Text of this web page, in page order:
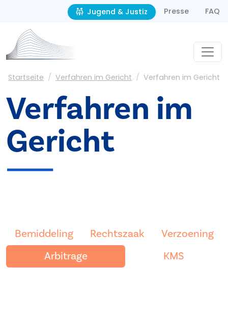
Second navigation
Jugend & Justiz Presse FAQ
Pfadnavigation
Startseite Verfahren im Gericht Verfahren im Gericht
Verfahren im
Gericht
Bemiddeling Rechtszaak
Verzoening
Arbitrage
KMS